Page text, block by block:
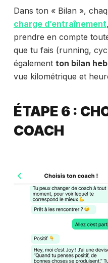
Dans ton « Bilan »,
charge d’entraînement
prendre en compte
que tu fais (running,
également ton bilan
vue kilométrique et
ÉTAPE 6 :
COACH